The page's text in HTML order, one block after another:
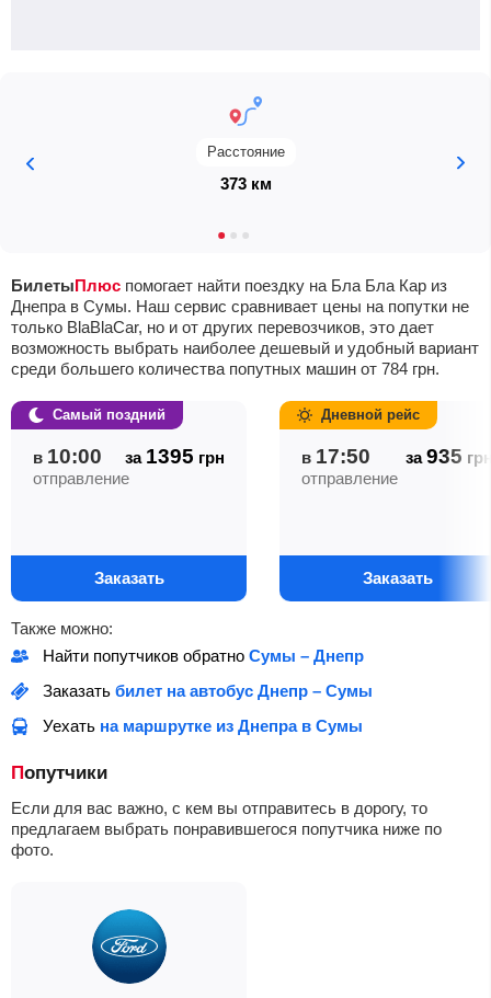
Расстояние
373 км
БилетыПлюс помогает найти поездку на Бла Бла Кар из
Днепра в Сумы. Наш сервис сравнивает цены на попутки не
только BlaBlaCar, но и от других перевозчиков, это дает
возможность выбрать наиболее дешевый и удобный вариант
среди большего количества попутных машин от 784 грн.
в 10:00 за 1395 грн
отправление
Заказать
Самый поздний
в 17:50 за935
отправление
Заказать
Дневной рейс
Также можно:
Найти попутчиков обратно Сумы – Днепр
Заказать билет на автобус Днепр – Сумы
Уехать на маршрутке из Днепра в Сумы
Попутчики
Если для вас важно, с кем вы отправитесь в дорогу, то
предлагаем выбрать понравившегося попутчика ниже по
фото.